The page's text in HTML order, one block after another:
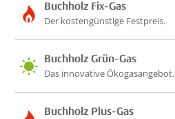
Buchholz Fix-Gas
Der kostengünstige Festpreis.
Buchholz Grün-Gas
Das innovative Ökogasangebot.
Buchholz Plus-Gas